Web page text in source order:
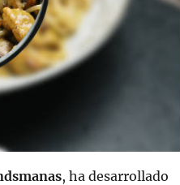
, ha desarrollado